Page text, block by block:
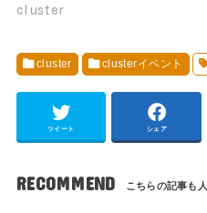
cluster
cluster clusterイベント
ツイート シェア
RECOMMEND